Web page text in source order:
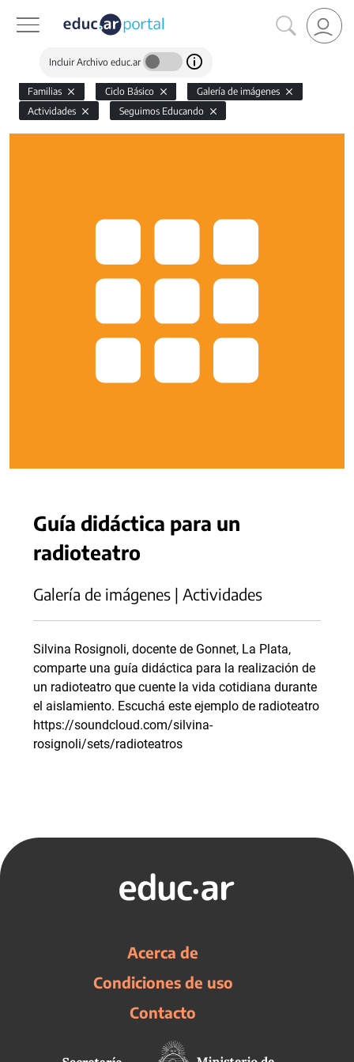
Incluir Archivo educ.ar
Familias Ciclo Básico
Galería de imágenes
Actividades
Seguimos Educando
Guía didáctica para un
radioteatro
Galería de imágenes | Actividades
Silvina Rosignoli, docente de Gonnet, La Plata,
comparte una guía didáctica para la realización de
un radioteatro que cuente la vida cotidiana durante
el aislamiento. Escuchá este ejemplo de radioteatro
https://soundcloud.com/silvina-
rosignoli/sets/radioteatros
Acerca de
Condiciones de uso
Contacto